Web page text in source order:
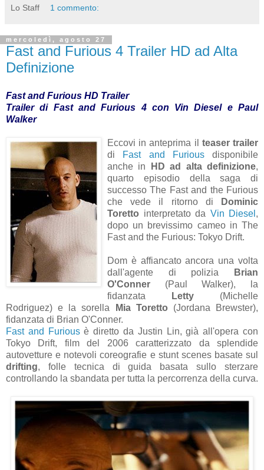
Lo Staff 1 commento:
mercoledì, agosto 27
Fast and Furious 4 Trailer HD ad Alta
Definizione
Fast and Furious HD Trailer
Trailer di Fast and Furious 4 con Vin Diesel e Paul
Walker
Eccovi in anteprima il teaser trailer
di
Fast and Furiousdisponibile
anche in
HD ad alta definizione,
quarto episodio della saga di
successo The Fast and the Furious
che vede il ritorno di
Dominic
Toretto interpretato da Vin Diesel ,
dopo un brevissimo cameo in The
Fast and the Furious: Tokyo Drift.
Dom è affiancato ancora una volta
dall'agente di polizia
Brian
O'Conner (Paul Walker), la
fidanzata
Letty (Michelle
Rodriguez) e la sorella
Mia Toretto (Jordana Brewster),
fidanzata di Brian O'Conner.
Fast and Furiousè diretto da Justin Lin, già all'opera con
Tokyo Drift, film del 2006 caratterizzato da splendide
autovetture e notevoli coreografie e stunt scenes basate sul
drifting, folle tecnica di guida basata sullo sterzare
controllando la sbandata per tutta la percorrenza della curva.